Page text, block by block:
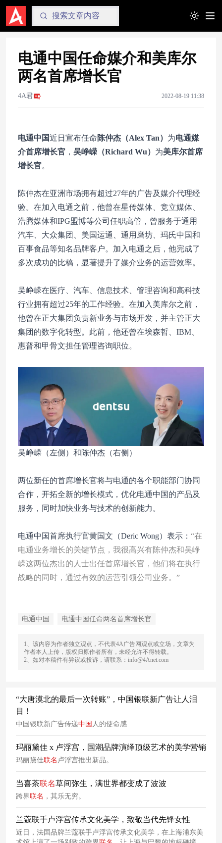
Toggle
电通中国任命媒介和美库尔
两名首席增长官
4A君 2022-08-19 11:38
电通中国近日宣布任命陈仲杰（Alex Tan） 为电通媒
介首席增长官 ， 吴峥嵘（Richard Wu） 为美库尔首席
增长官。
陈仲杰在亚洲市场拥有超过27年的广告及媒介代理经
验。在加入电通之前，他曾在星传媒体、竞立媒体、
浩腾媒体和IPG盟博等公司任职高管，曾服务于通用
汽车、大众集团、美国运通、通用磨坊、玛氏中国和
百事食品等知名品牌客户。加入电通之后，他完成了
多次成功的比稿，显著提升了媒介业务的运营效率。
吴峥嵘在医疗、汽车、信息技术、管理咨询和高科技
行业拥有超过25年的工作经验。在加入美库尔之前，
他曾在正大集团负责新业务与市场开发，并主管正大
集团的数字化转型。此前，他还曾在埃森哲、IBM、
惠普和甲骨文担任管理咨询职位。
吴峥嵘（左侧）和陈仲杰（右侧）
两位新任的首席增长官将与电通的各个职能部门协同
合作，开拓全新的增长模式，优化电通中国的产品及
服务，同时加快业务与技术的创新能力。
电通中国首席执行官黄国文（Deric Wong）表示： “在
电通业务增长的关键节点，我很高兴有陈仲杰和吴峥
嵘这两位杰出的人士出任首席增长官，他们将在执行
战略的同时，通过有效的运营引领公司业务。”
电通中国 电通中国任命两名首席增长官
1、该内容为作者独立观点，不代表4A广告网观点或立场，文章为
作者本人上传，版权归原作者所有，未经允许不得转载。
2、如对本稿件有异议或投诉，请联系：info@4Anet.com
“大唐漠北的最后一次转账”，中国银联新广告让人泪
目！
中国银联新广告传递中国 人的使命感
玛丽黛佳 x 卢浮宫，国潮品牌演绎顶级艺术的美学营销
玛丽黛佳联名 卢浮宫推出新品。
当喜茶联名草间弥生，满世界都变成了波波
跨界联名 ，其乐无穷。
兰蔻联手卢浮宫传承文化美学，致敬当代先锋女性
近日，法国品牌兰蔻联手卢浮宫传承文化美学，在上海浦东美